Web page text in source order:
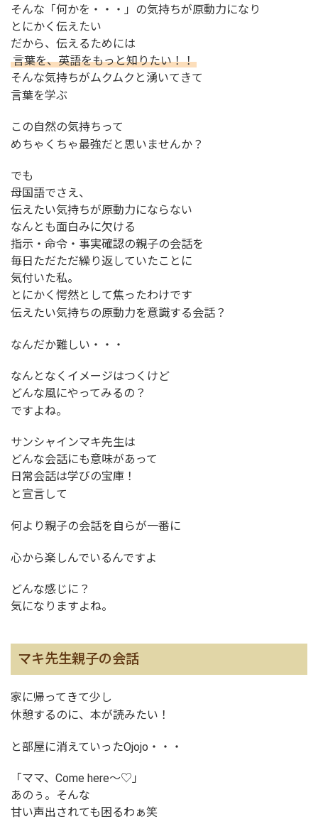
そんな「何かを・・・」の気持ちが原動力になり
とにかく伝えたい
だから、伝えるためには
言葉を、英語をもっと知りたい！！
そんな気持ちがムクムクと湧いてきて
言葉を学ぶ
この自然の気持ちって
めちゃくちゃ最強だと思いませんか？
でも
母国語でさえ、
伝えたい気持ちが原動力にならない
なんとも面白みに欠ける
指示・命令・事実確認の親子の会話を
毎日ただただ繰り返していたことに
気付いた私。
とにかく愕然として焦ったわけです
伝えたい気持ちの原動力を意識する会話？
なんだか難しい・・・
なんとなくイメージはつくけど
どんな風にやってみるの？
ですよね。
サンシャインマキ先生は
どんな会話にも意味があって
日常会話は学びの宝庫！
と宣言して
何より親子の会話を自らが一番に
心から楽しんでいるんですよ
どんな感じに？
気になりますよね。
マキ先生親子の会話
家に帰ってきて少し
休憩するのに、本が読みたい！
と部屋に消えていったOjojo・・・
「ママ、Come here〜♡」
あのぅ。そんな
甘い声出されても困るわぁ笑